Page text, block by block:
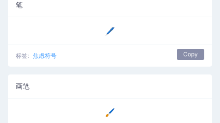
笔
🖊️
标签: 焦虑符号 Copy
画笔
🖌️